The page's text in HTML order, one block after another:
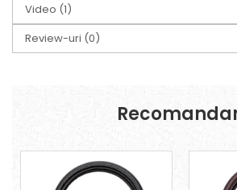
Video (1)
Review-uri (0)